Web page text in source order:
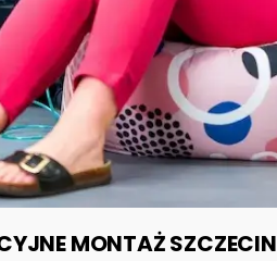
MONTAŻ SZCZECIN